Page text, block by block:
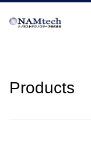
Products